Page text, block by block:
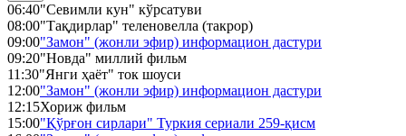
06:40"Севимли кун" кўрсатуви
08:00"Тақдирлар" теленовелла (такрор)
09:00"Замон" (жонли эфир) информацион дастури
09:20"Новда" миллий фильм
11:30"Янги ҳаёт" ток шоуси
12:00"Замон" (жонли эфир) информацион дастури
12:15Хориж фильм
15:00"Қўрғон сирлари" Туркия сериали 259-қисм